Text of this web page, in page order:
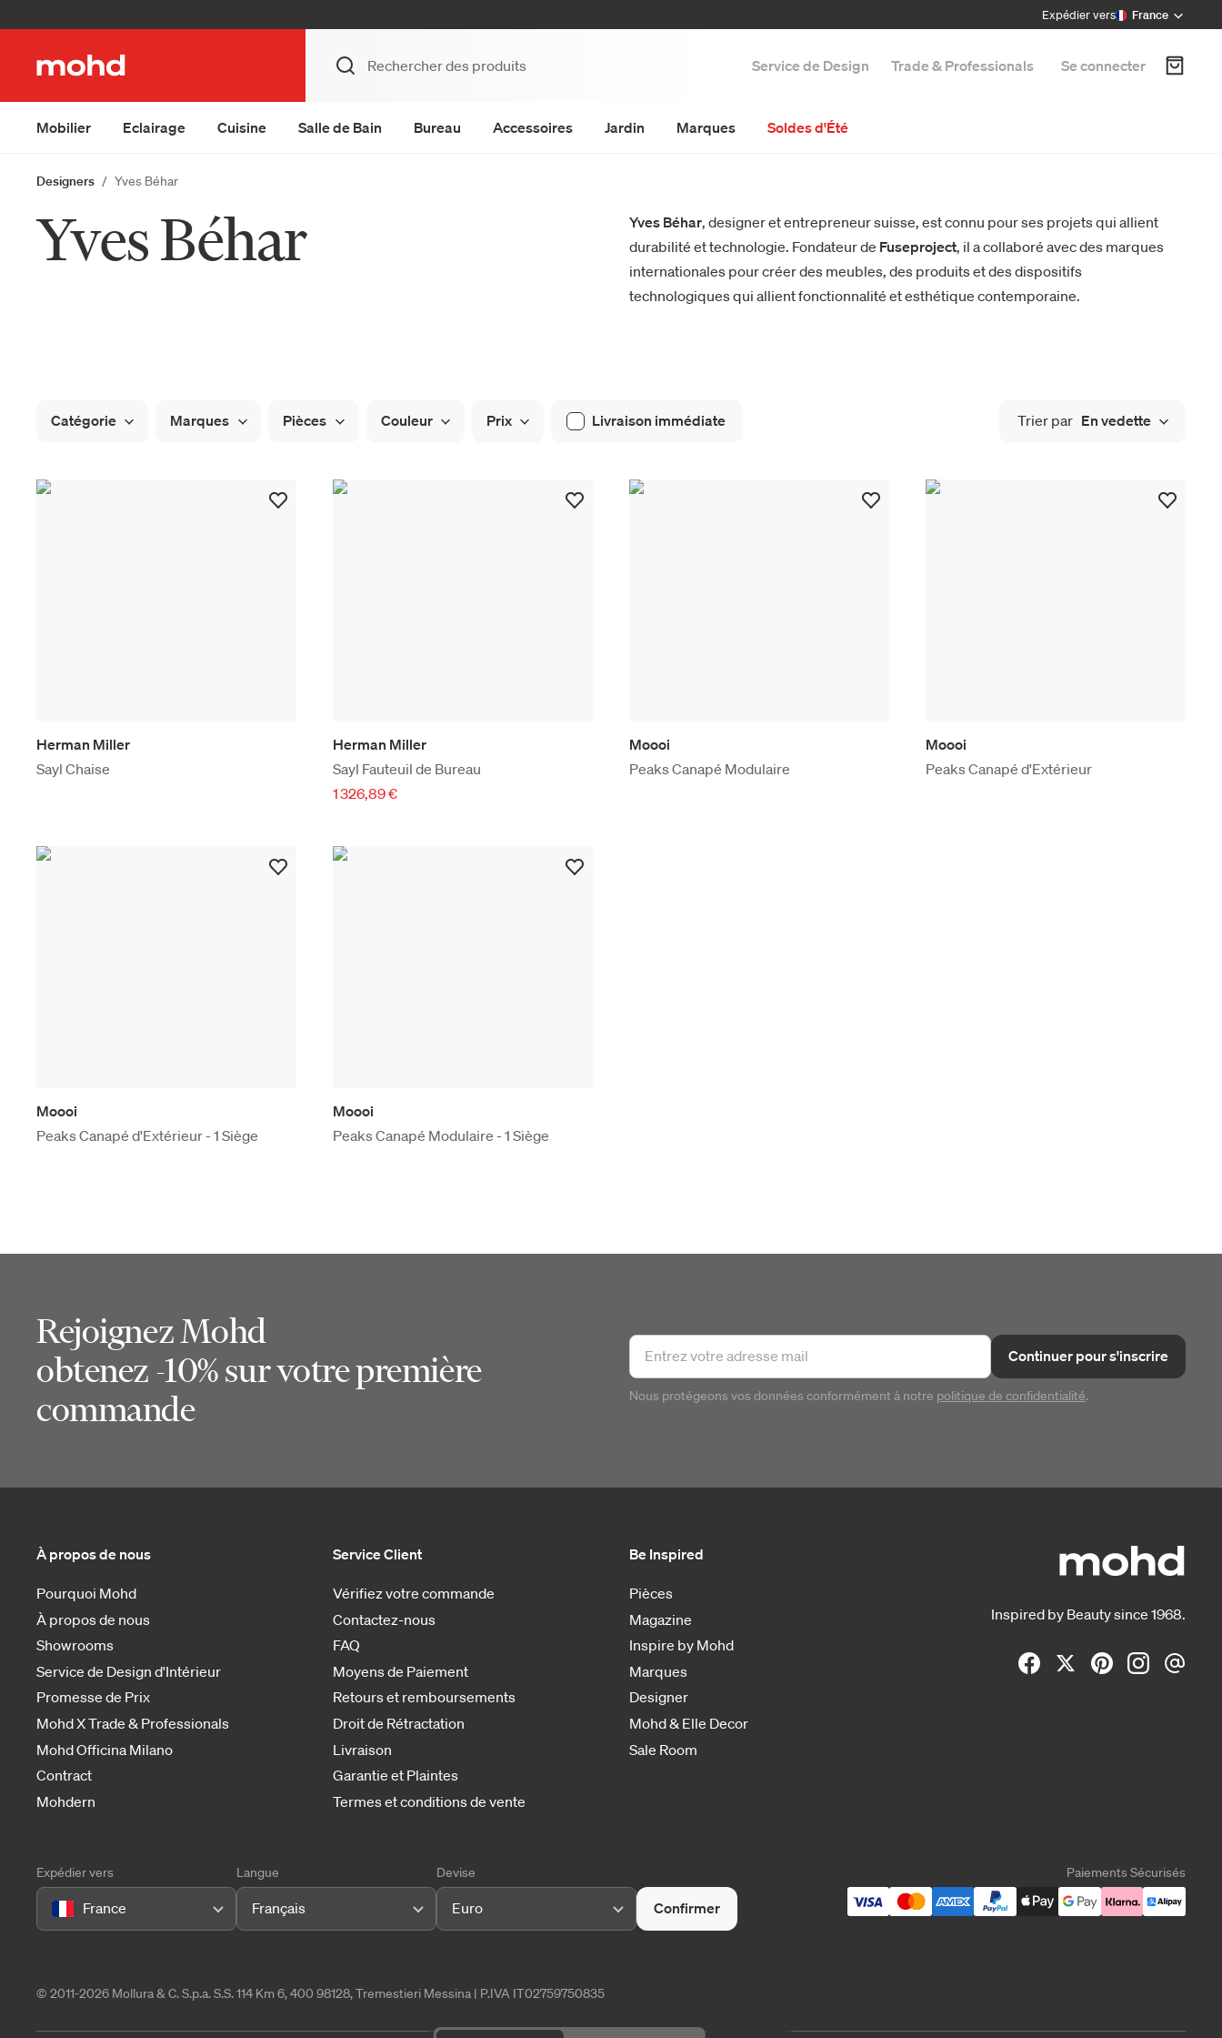
Expédier vers France
Service de Design Trade & Professionals Se connecter
Mobilier Eclairage Cuisine Salle de Bain Bureau Accessoires Jardin Marques Soldes d'Été
Designers Yves Béhar
Yves Béhar Yves Béhar, designer et entrepreneur suisse, est connu pour ses projets qui allient
durabilité et technologie. Fondateur de Fuseproject, il a collaboré avec des marques
internationales pour créer des meubles, des produits et des dispositifs
technologiques qui allient fonctionnalité et esthétique contemporaine.
Catégorie Marques Pièces Couleur Prix Livraison immédiate Trier par En vedette
Herman Miller
Sayl Chaise
Herman Miller
Sayl Fauteuil de Bureau
1 326,89 €
Moooi
Peaks Canapé Modulaire
Moooi
Peaks Canapé d'Extérieur
Moooi
Peaks Canapé d'Extérieur - 1 Siège
Moooi
Peaks Canapé Modulaire - 1 Siège
Rejoignez Mohd
obtenez -10% sur votre première
commande
Continuer pour s'inscrire
Nous protégeons vos données conformément à notre politique de confidentialité.
Inspired by Beauty since 1968.
À propos de nous
Pourquoi Mohd
À propos de nous
Showrooms
Service de Design d'Intérieur
Promesse de Prix
Mohd X Trade & Professionals
Mohd Officina Milano
Contract
Mohdern
Service Client
Vérifiez votre commande
Contactez-nous
FAQ
Moyens de Paiement
Retours et remboursements
Droit de Rétractation
Livraison
Garantie et Plaintes
Termes et conditions de vente
Be Inspired
Pièces
Magazine
Inspire by Mohd
Marques
Designer
Mohd & Elle Decor
Sale Room
Expédier vers
France
Langue
Français
Devise
Euro Confirmer
Paiements Sécurisés
© 2011-2026 Mollura & C. S.p.a. S.S. 114 Km 6, 400 98128, Tremestieri Messina | P.IVA IT02759750835